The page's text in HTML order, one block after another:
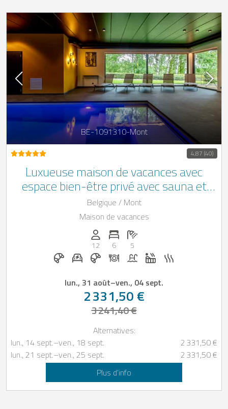
BE-1091310-Mont
4,87 (40)
Luxueuse maison de vacances avec
espace bien-être privé avec sauna et
baignoire à remous, une piscine
intérieure privée et un jacuzzi extérieur
près de Malmedy, dans les Ardennes
belges
Belgique / Mont
Maison de vacances
Personnes (max): 12
12
Nombre de chambres: 6
6
Nombre de salles de bain: 5
5
Petit-déjeuner sur demande
Station de recharge pour voiture
Petit-déjeuner réservable chez
Dîner sur demande
Piscine Jacuzzi
lun., 31 août–ven., 04 sept.
2 331,50 €
3 241,40 €
Alternatives:
lun., 14 sept.–ven., 18 sept.
2 331,50 €
lun., 21 sept.–ven., 25 sept.
2 331,50 €
Plus d’info